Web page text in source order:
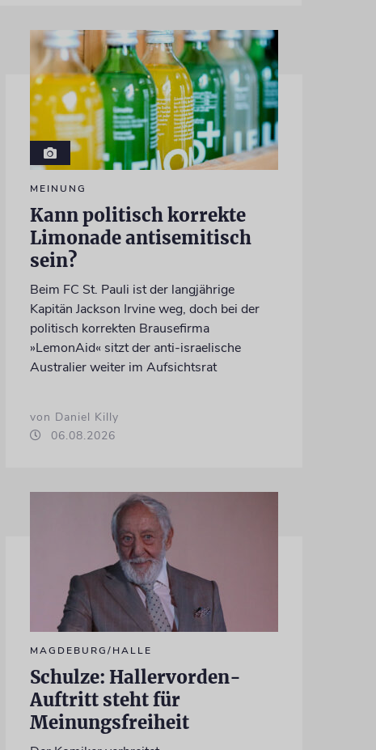
MEINUNG
Kann politisch korrekte
Limonade antisemitisch
sein?
Beim FC St. Pauli ist der langjährige
Kapitän Jackson Irvine weg, doch bei der
politisch korrekten Brausefirma
»LemonAid« sitzt der anti-israelische
Australier weiter im Aufsichtsrat
von Daniel Killy
06.08.2026
MAGDEBURG/HALLE
Schulze: Hallervorden-
Auftritt steht für
Meinungsfreiheit